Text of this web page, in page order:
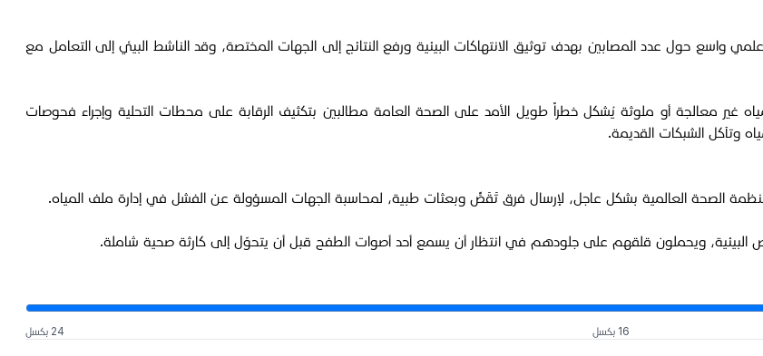
واسع حول عدد المصابين بهدف توثيق الانتهاكات البيئية ورفع النتائج إلى الجهات المختصة، وقد الناشط البيئي إلى التعامل مع
غير معالجة أو ملوثة يُشكل خطراً طويل الأمد على الصحة العامة مطالبين بتكثيف الرقابة على محطات التحلية وإجراء فحوصات
وتآكل الشبكات القديمة.
الصحة العالمية بشكل عاجل، لإرسال فرق تَقَصٍّ وبعثات طبية، لمحاسبة الجهات المسؤولة عن الفشل في إدارة ملف المياه.
البيئية، ويحملون قلقهم على جلودهم في انتظار أن يسمع أحد أصوات الطفح قبل أن يتحوّل إلى كارثة صحية شاملة.
16 بكسل 24 بكسل